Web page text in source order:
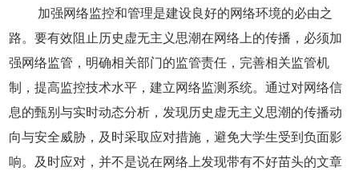
加强网络监控和管理是建设良好的网络环境的必由之
路。要有效阻止历史虚无主义思潮在网络上的传播，必须加
强网络监管，明确相关部门的监管责任，完善相关监管机
制，提高监控技术水平，建立网络监测系统。通过对网络信
息的甄别与实时动态分析，发现历史虚无主义思潮的传播动
向与安全威胁，及时采取应对措施，避免大学生受到负面影
响。及时应对，并不是说在网络上发现带有不好苗头的文章